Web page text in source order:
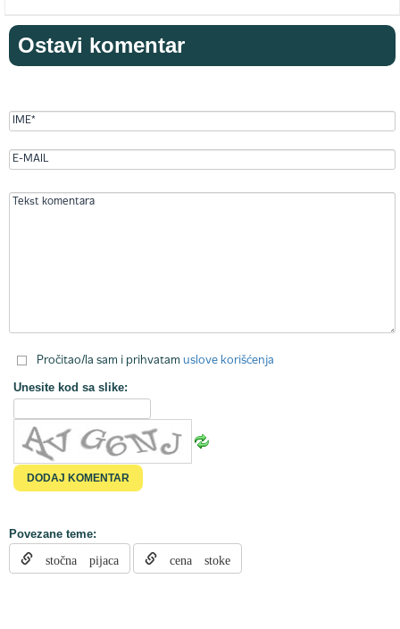
Ostavi komentar
Pročitao/la sam i prihvatam uslove korišćenja
Unesite kod sa slike:
Povezane teme:
stočna pijaca cena stoke